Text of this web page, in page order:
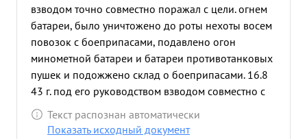
взводом точно совместно поражал с цели. огнем
батареи, было уничтожено до роты нехоты восем
повозок с боеприпасами, подавлено огон
минометной батареи и батареи противотанковых
пушек и подожжено склад о боеприпасами. 16.8
43 г. под его руководством взводом совместно с
батареей было отбыто две контратаки до
батальона пехоты при поддержке пяти танков
Текст распознан автоматически
Показать исходный документ